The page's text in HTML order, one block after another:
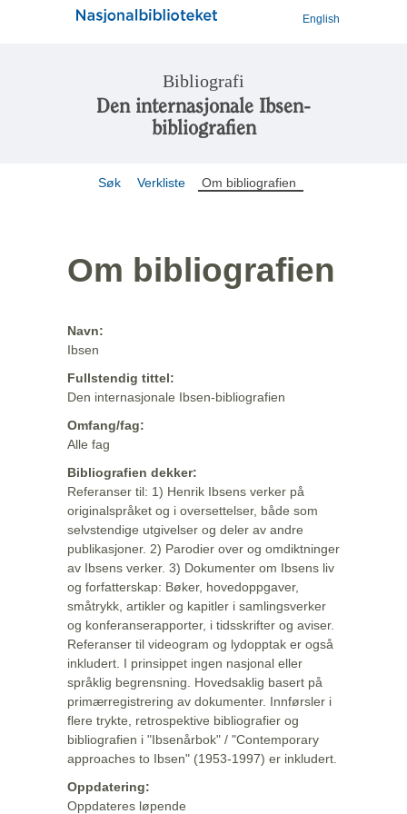
English
Bibliografi
Den internasjonale Ibsen-
bibliografien
Søk Verkliste Om bibliografien
Om bibliografien
Navn:
Ibsen
Fullstendig tittel:
Den internasjonale Ibsen-bibliografien
Omfang/fag:
Alle fag
Bibliografien dekker:
Referanser til: 1) Henrik Ibsens verker på
originalspråket og i oversettelser, både som
selvstendige utgivelser og deler av andre
publikasjoner. 2) Parodier over og omdiktninger
av Ibsens verker. 3) Dokumenter om Ibsens liv
og forfatterskap: Bøker, hovedoppgaver,
småtrykk, artikler og kapitler i samlingsverker
og konferanserapporter, i tidsskrifter og aviser.
Referanser til videogram og lydopptak er også
inkludert. I prinsippet ingen nasjonal eller
språklig begrensning. Hovedsaklig basert på
primærregistrering av dokumenter. Innførsler i
flere trykte, retrospektive bibliografier og
bibliografien i "Ibsenårbok" / "Contemporary
approaches to Ibsen" (1953-1997) er inkludert.
Oppdatering:
Oppdateres løpende